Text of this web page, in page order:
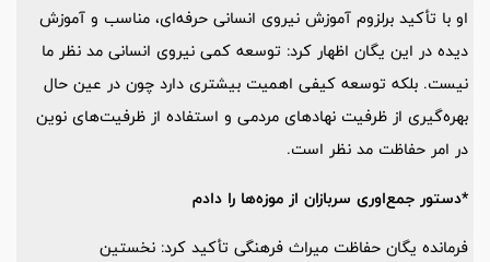
او با تأکید برلزوم آموزش نیروی انسانی حرفه‌ای، مناسب و آموزش
دیده در این یگان اظهار کرد: توسعه کمی نیروی انسانی مد نظر ما
نیست. بلکه توسعه کیفی اهمیت بیشتری دارد چون در عین حال
بهره‌گیری از ظرفیت نهادهای مردمی و استفاده از ظرفیت‌های نوین
در امر حفاظت مد نظر است.
*دستور جمع‌اوری سربازان از موزه‌ها را دادم
فرمانده یگان حفاظت میراث فرهنگی تأکید کرد: نخستین